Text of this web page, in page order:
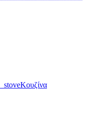
Κουζίνα